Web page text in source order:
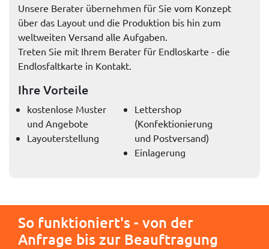
Unsere Berater übernehmen für Sie vom Konzept
über das Layout und die Produktion bis hin zum
weltweiten Versand alle Aufgaben.
Treten Sie mit Ihrem Berater für Endloskarte - die
Endlosfaltkarte in Kontakt.
Ihre Vorteile
kostenlose Muster
und Angebote
Layouterstellung
Lettershop
(Konfektionierung
und Postversand)
Einlagerung
So funktioniert's - von der
Anfrage bis zur Beauftragung